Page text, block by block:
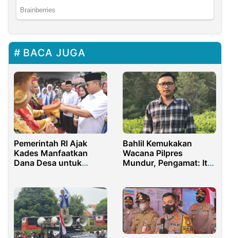
BACA JUGA
Pemerintah RI Ajak
Kades Manfaatkan
Dana Desa untuk
Bahlil Kemukakan
Wacana Pilpres
Mundur, Pengamat: Itu